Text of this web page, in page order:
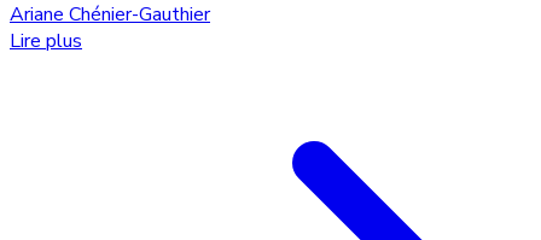
Ariane Chénier-Gauthier
Lire plus